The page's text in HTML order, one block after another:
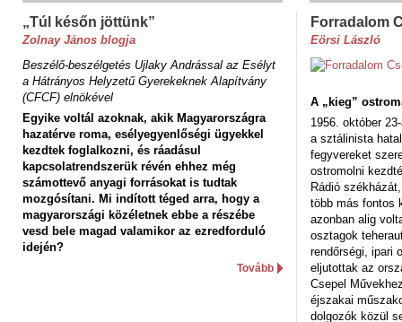
„Túl későn jöttünk”
Zolnay János blogja
Beszélő-beszélgetés Ujlaky Andrással az Esélyt
a Hátrányos Helyzetű Gyerekeknek Alapítvány
(CFCF) elnökével
Egyike voltál azoknak, akik Magyarországra
hazatérve roma, esélyegyenlőségi ügyekkel
kezdtek foglalkozni, és ráadásul
kapcsolatrendszerük révén ehhez még
számottevő anyagi forrásokat is tudtak
mozgósítani. Mi indított téged arra, hogy a
magyarországi közéletnek ebbe a részébe
vesd bele magad valamikor az ezredforduló
idején?
Tovább
Forradalom
Eörsi László
A „kieg”
1956. október
a sztálinista
fegyvereket
ostromolni
Rádió
több más fontos
azonban alig
osztagok
rendőrségi, ipari
eljutottak az
Csepel
éjszakai
dolgozók közül